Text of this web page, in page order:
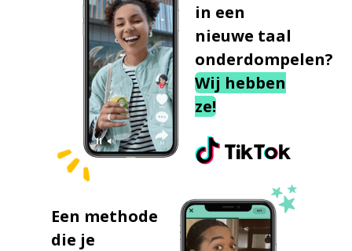
in een
nieuwe taal
onderdompelen?
Wij hebben
ze!
Een methode
die je